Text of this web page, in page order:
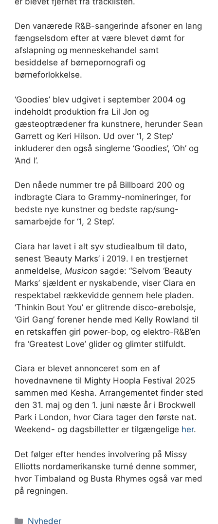
Den vanærede R&B-sangerinde afsoner en lang
fængselsdom efter at være blevet dømt for
afslapning og menneskehandel samt
besiddelse af børnepornografi og
børneforlokkelse.
‘Goodies’ blev udgivet i september 2004 og
indeholdt produktion fra Lil Jon og
gæsteoptrædener fra kunstnere, herunder Sean
Garrett og Keri Hilson. Ud over ‘1, 2 Step’
inkluderer den også singlerne ‘Goodies’, ‘Oh’ og
‘And I’.
Den nåede nummer tre på Billboard 200 og
indbragte Ciara to Grammy-nomineringer, for
bedste nye kunstner og bedste rap/sung-
samarbejde for ‘1, 2 Step’.
Ciara har lavet i alt syv studiealbum til dato,
senest ‘Beauty Marks’ i 2019. I en trestjernet
anmeldelse, Musicon sagde: “Selvom ‘Beauty
Marks’ sjældent er nyskabende, viser Ciara en
respektabel rækkevidde gennem hele pladen.
‘Thinkin Bout You’ er glitrende disco-ørebolsje,
‘Girl Gang’ forener hende med Kelly Rowland til
en retskaffen girl power-bop, og elektro-R&B’en
fra ‘Greatest Love’ glider og glimter stilfuldt.
Ciara er blevet annonceret som en af ​​
hovednavnene til Mighty Hoopla Festival 2025
sammen med Kesha. Arrangementet finder sted
den 31. maj og den 1. juni næste år i Brockwell
Park i London, hvor Ciara tager den første nat.
Weekend- og dagsbilletter er tilgængelige her.
Det følger efter hendes involvering på Missy
Elliotts nordamerikanske turné denne sommer,
hvor Timbaland og Busta Rhymes også var med
på regningen.
Kategorier
Nyheder